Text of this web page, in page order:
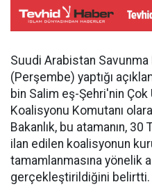
Suudi Arabistan Savunma
(Perşembe) yaptığı
bin Salim eş-Şehri'nin
Koalisyonu Komutanı
Bakanlık, bu atamanın,
ilan edilen koalisyonun
tamamlanmasına yönelik
gerçekleştirildiğini belirtti.